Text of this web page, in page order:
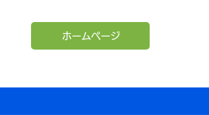
ホームページ